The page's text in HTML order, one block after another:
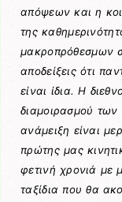
απόψεων και η
της
μακροπρόθεσμων
αποδείξεις ότι
είναι ίδια. Η
διαμοιρασμού των
ανάμειξη είναι
πρώτης μας
φετινή χρονιά με
ταξίδια που θα